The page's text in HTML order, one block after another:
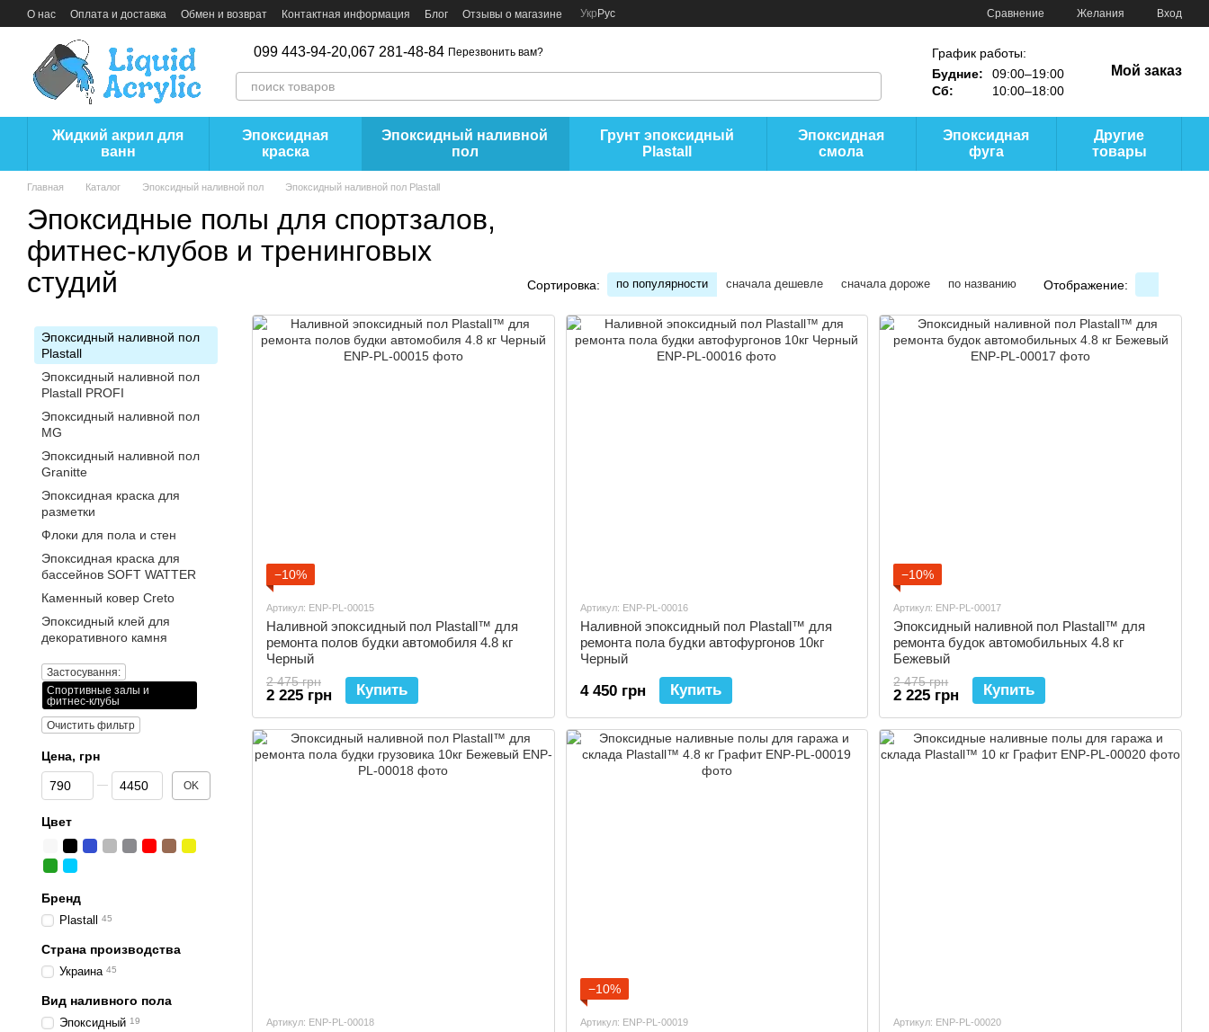
Перейти к основному контенту
О нас Оплата и доставка Обмен и возврат Контактная информация Блог Отзывы о магазине Укр Рус Сравнение Желания Вход
099 443-94-20,067 281-48-84 Перезвонить вам?
График работы:
Будние:
09:00–19:00
Сб:
10:00–18:00
Мой заказ
Жидкий акрил для
ванн
Эпоксидная
краска
Эпоксидный наливной
пол
Грунт эпоксидный
Plastall
Эпоксидная
смола
Эпоксидная
фуга
Другие
товары
Главная Каталог Эпоксидный наливной пол Эпоксидный наливной пол Plastall
Эпоксидные полы для спортзалов,
фитнес-клубов и тренинговых
студий
Сортировка: по популярности сначала дешевле сначала дороже по названию Отображение:
−10%
Артикул: ENP-PL-00015
Наливной эпоксидный пол Plastall™ для
ремонта полов будки автомобиля 4.8 кг
Черный
2 475 грн
2 225 грн Купить
Артикул: ENP-PL-00016
Наливной эпоксидный пол Plastall™ для
ремонта пола будки автофургонов 10кг
Черный
4 450 грн Купить
−10%
Артикул: ENP-PL-00017
Эпоксидный наливной пол Plastall™ для
ремонта будок автомобильных 4.8 кг
Бежевый
2 475 грн
2 225 грн Купить
Артикул: ENP-PL-00018
−10%
Артикул: ENP-PL-00019 Артикул: ENP-PL-00020
Эпоксидный наливной пол
Plastall
Эпоксидный наливной пол
Plastall PROFI
Эпоксидный наливной пол
MG
Эпоксидный наливной пол
Granitte
Эпоксидная краска для
разметки
Флоки для пола и стен
Эпоксидная краска для
бассейнов SOFT WATTER
Каменный ковер Creto
Эпоксидный клей для
декоративного камня
Застосування:
Спортивные залы и
фитнес-клубы
Очистить фильтр
Цена, грн
От Цена, грн
До Цена, грн OK
Цвет
Бренд
Plastall 45
Страна производства
Украина 45
Вид наливного пола
Эпоксидный 19